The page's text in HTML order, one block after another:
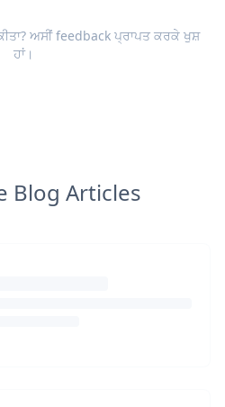
ਅਸੀਂfeedback ਪ੍ਰਾਪਤ ਕਰਕੇ ਖੁਸ਼
ਹਾਂ।
Blog Articles